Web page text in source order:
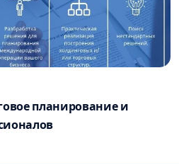
планирование и